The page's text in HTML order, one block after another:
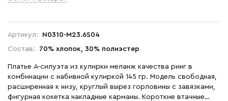
Артикул:
N0310-M23.6S04
Состав:
70% хлопок, 30% полиэстер
Платье А-силуэта из кулирки меланж качества ринг в
комбинации с набивной кулиркой 145 гр. Модель свободная,
расширенная к низу, круглый вырез горловины с завязками,
фигурная кокетка накладные карманы. Короткие втачные